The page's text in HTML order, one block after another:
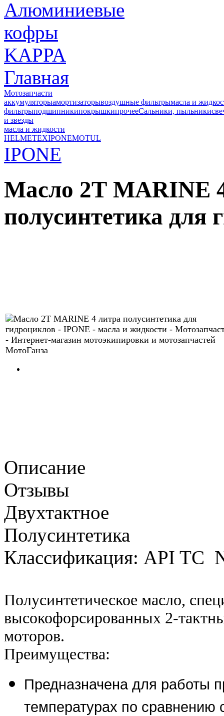
Главная
Мотозапчасти
аккумуляторыамортизаторывоздушные фильтрымасла и
фильтрыподшипникипокрышкипрочееСальники, пыльники
и звезды
масла и жидкости
HELMETEXIPONEMOTUL
IPONE
Масло 2Т MARINE
полусинтетика для
Описание
Отзывы
Двухтактное
Полусинтетика
Классификация: API TC
Полусинтетическое масло,
высокофорсированных 2-
моторов.
Преимущества:
Предназначена для работы
температурах по сравнению